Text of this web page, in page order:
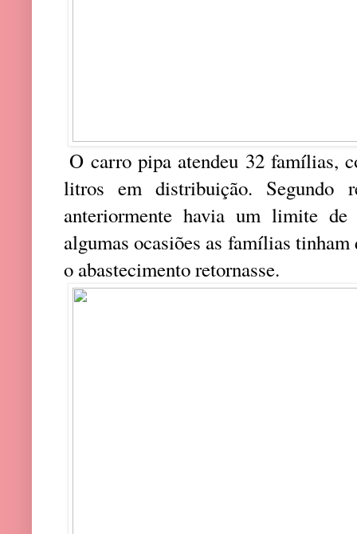
O carro pipa atendeu 32 famílias,
litros em distribuição. Segundo
anteriormente havia um limite
algumas ocasiões as famílias
o abastecimento retornasse.